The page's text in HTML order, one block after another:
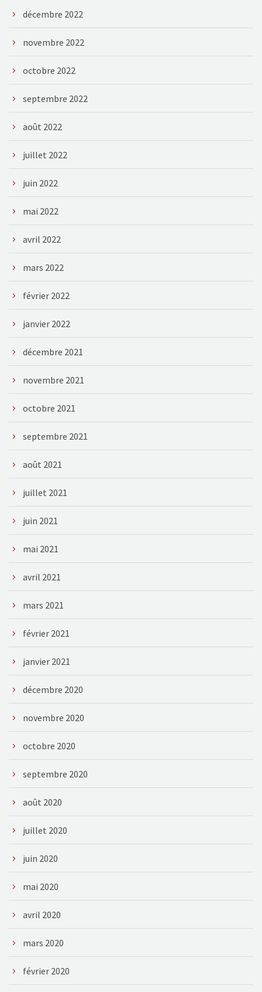
décembre 2022
novembre 2022
octobre 2022
septembre 2022
août 2022
juillet 2022
juin 2022
mai 2022
avril 2022
mars 2022
février 2022
janvier 2022
décembre 2021
novembre 2021
octobre 2021
septembre 2021
août 2021
juillet 2021
juin 2021
mai 2021
avril 2021
mars 2021
février 2021
janvier 2021
décembre 2020
novembre 2020
octobre 2020
septembre 2020
août 2020
juillet 2020
juin 2020
mai 2020
avril 2020
mars 2020
février 2020